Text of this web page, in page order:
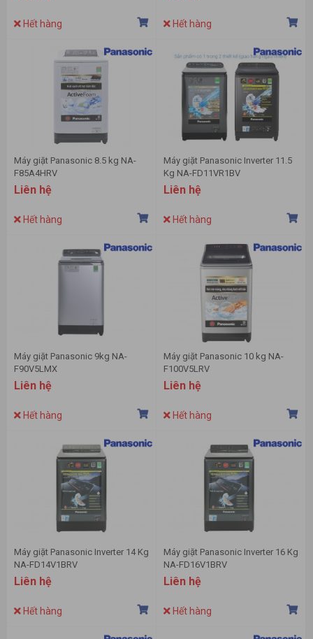
Hết hàng Hết hàng
Máy giặt Panasonic 8.5 kg NA-
F85A4HRV
Liên hệ
Hết hàng
Máy giặt Panasonic Inverter 11.5
Kg NA-FD11VR1BV
Liên hệ
Hết hàng
Máy giặt Panasonic 9kg NA-
F90V5LMX
Liên hệ
Hết hàng
Máy giặt Panasonic 10 kg NA-
F100V5LRV
Liên hệ
Hết hàng
Máy giặt Panasonic Inverter 14 Kg
NA-FD14V1BRV
Liên hệ
Hết hàng
Máy giặt Panasonic Inverter 16 Kg
NA-FD16V1BRV
Liên hệ
Hết hàng